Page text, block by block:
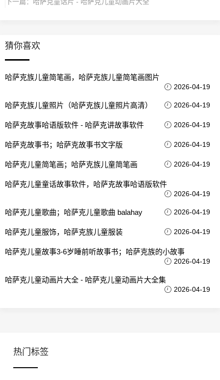
猜你喜欢
哈萨克族儿童简笔画，哈萨克族儿童简笔画图片
2026-04-19
哈萨克族儿童照片（哈萨克族儿童照片高清） 2026-04-19
哈萨克故事哈语版软件 - 哈萨克讲故事软件 2026-04-19
哈萨克故事书；哈萨克故事书文字版 2026-04-19
哈萨克儿童简笔画；哈萨克族儿童简笔画 2026-04-19
哈萨克儿童童话故事软件，哈萨克故事哈语版软件
2026-04-19
哈萨克儿童歌曲；哈萨克儿童歌曲 balahay 2026-04-19
哈萨克儿童服饰，哈萨克族儿童服装 2026-04-19
哈萨克儿童故事3-6岁睡前听故事书；哈萨克族的小故事
2026-04-19
哈萨克儿童动画片大全 - 哈萨克儿童动画片大全集
2026-04-19
热门标签